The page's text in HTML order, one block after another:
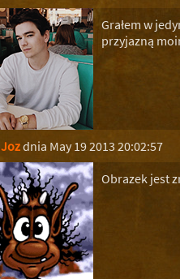
Grałem w
przyjazną
Jozdnia May 19 2013 20:02:57
Obrazek jest